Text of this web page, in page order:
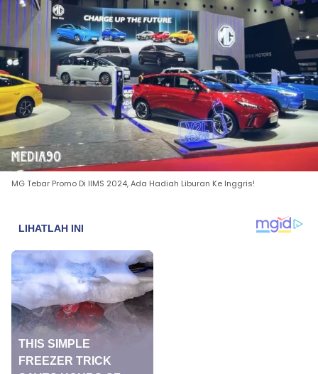
MG Tebar Promo Di IIMS 2024, Ada Hadiah Liburan Ke Inggris!